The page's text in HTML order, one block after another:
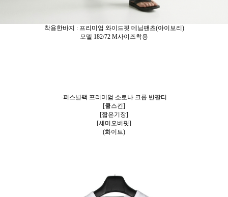
착용한바지 : 프리미엄 와이드핏 데님팬츠(아이보리)
모델 182/72 M사이즈착용
-퍼스널팩 프리미엄 소로나 크롭 반팔티
[쿨스킨]
[짧은기장]
[세미오버핏]
(화이트)